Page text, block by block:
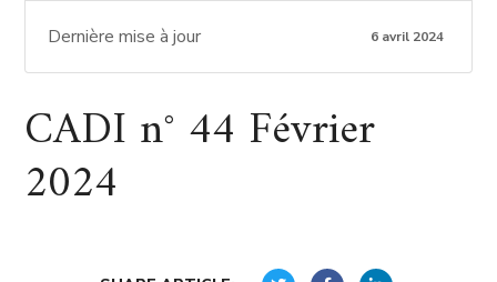
Dernière mise à jour 6 avril 2024
CADI n° 44 Février
2024